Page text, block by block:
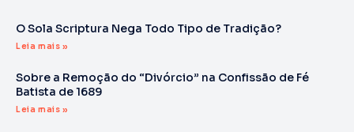
O Sola Scriptura Nega Todo Tipo de Tradição?
Leia mais »
Sobre a Remoção do “Divórcio” na Confissão de Fé
Batista de 1689
Leia mais »